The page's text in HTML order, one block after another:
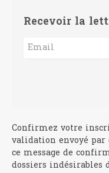
Recevoir la
Confirmez votre
validation envoyé
ce message de
dossiers indésirables